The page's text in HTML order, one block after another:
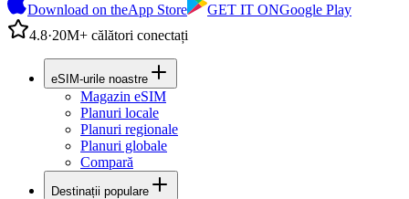
Download on theApp Store GET IT ONGoogle Play
4.8·20M+ călători conectați
eSIM-urile noastre
Magazin eSIM
Planuri locale
Planuri regionale
Planuri globale
Compară
Destinații populare